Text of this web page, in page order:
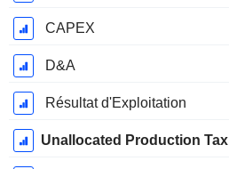
CAPEX
D&A
Résultat d'Exploitation
Unallocated Production Tax